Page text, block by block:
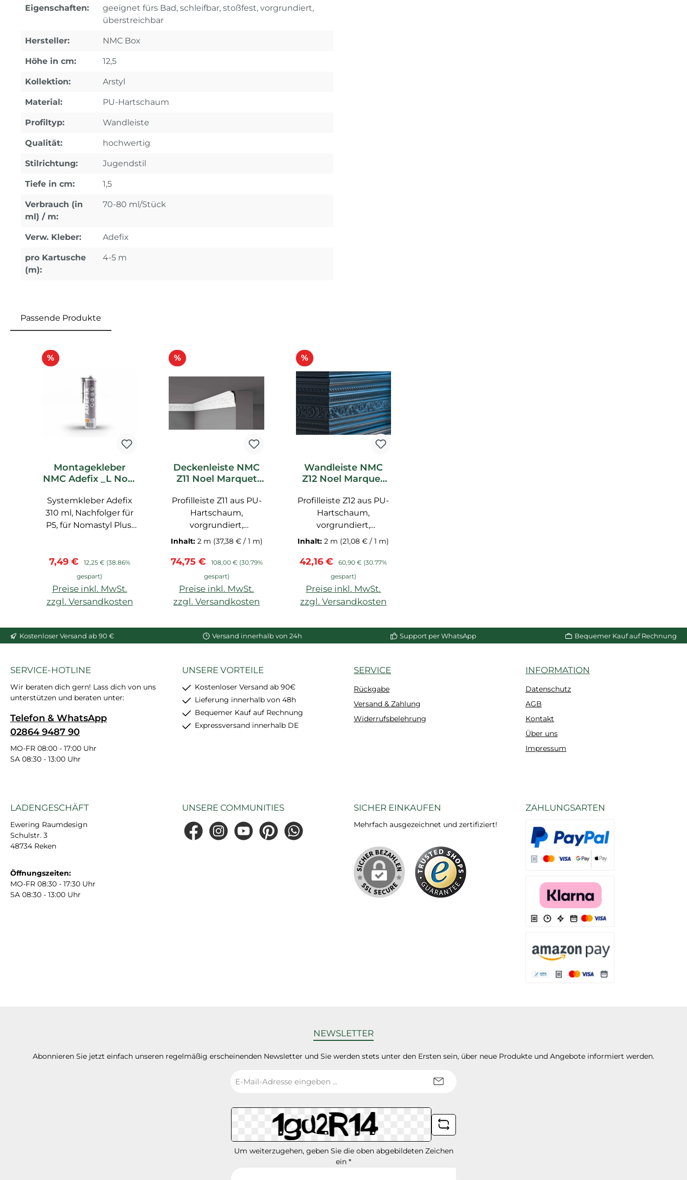
Eigenschaften:
geeignet fürs Bad, schleifbar, stoßfest, vorgrundiert,
überstreichbar
Hersteller: NMC Box
Höhe in cm: 12,5
Kollektion: Arstyl
Material: PU-Hartschaum
Profiltyp: Wandleiste
Qualität: hochwertig
Stilrichtung: Jugendstil
Tiefe in cm: 1,5
Verbrauch (in
ml) / m:
70-80 ml/Stück
Verw. Kleber: Adefix
pro Kartusche
(m):
4-5 m
Passende Produkte
%Rabatt
Montagekleber
NMC Adefix _L Noel
Spachtelkleber
Systemkleber Adefix
310 ml, Nachfolger für
P5, für Nomastyl Plus,
starke
Anfangshaftung,
feinkörnig, schleif- und
überstreichbar, enthält
Verkaufspreis:
7,49 € Regulärer Preis:
12,25 € (38.86%
gespart)
Preise inkl. MwSt.
zzgl. Versandkosten
%Rabatt
Deckenleiste NMC
Z11 Noel Marquet
Profilleiste Z11 aus PU-
Hartschaum,
vorgrundiert,
Verbindung mit
Inhalt: 2 m (37,38 € / 1 m)
Verkaufspreis:
74,75 € Regulärer Preis:
108,00 € (30.79%
gespart)
Preise inkl. MwSt.
zzgl. Versandkosten
%Rabatt
Wandleiste NMC
Z12 Noel Marquet
Profilleiste Z12 aus PU-
Hartschaum,
vorgrundiert,
Verbindung mit
Inhalt:2 m (21,08 € / 1 m)
Verkaufspreis:
42,16 € Regulärer Preis:
60,90 € (30.77%
gespart)
Preise inkl. MwSt.
zzgl. Versandkosten
Kostenloser Versand ab 90 € Versand innerhalb von 24h Support per WhatsApp Bequemer Kauf auf Rechnung
SERVICE-HOTLINE
Wir beraten dich gern! Lass dich von uns
unterstützen und beraten unter:
Telefon & WhatsApp
02864 9487 90
MO-FR 08:00 - 17:00 Uhr
SA 08:30 - 13:00 Uhr
UNSERE VORTEILE
Kostenloser Versand ab 90€
Lieferung innerhalb von 48h
Bequemer Kauf auf Rechnung
Expressversand innerhalb DE
SERVICE
Rückgabe
Versand & Zahlung
Widerrufsbelehrung
INFORMATION
Datenschutz
AGB
Kontakt
Über uns
Impressum
LADENGESCHÄFT
Ewering Raumdesign
Schulstr. 3
48734 Reken
Öffnungszeiten:
MO-FR 08:30 - 17:30 Uhr
SA 08:30 - 13:00 Uhr
UNSERE COMMUNITIES
FacebookInstagramYouTubePinterestWhatsApp
SICHER EINKAUFEN
Mehrfach ausgezeichnet und zertifiziert!
ZAHLUNGSARTEN
NEWSLETTER
Abonnieren Sie jetzt einfach unseren regelmäßig erscheinenden Newsletter und Sie werden stets unter den Ersten sein, über neue Produkte und Angebote informiert werden.
Mail-
*
Um weiterzugehen, geben Sie die oben abgebildeten Zeichen
ein *